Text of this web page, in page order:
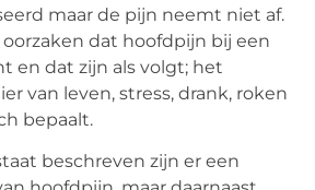
maar de pijn neemt niet af.
oorzaken dat hoofdpijn bij een
en dat zijn als volgt; het
van leven, stress, drank, roken
bepaalt.
beschreven zijn er een